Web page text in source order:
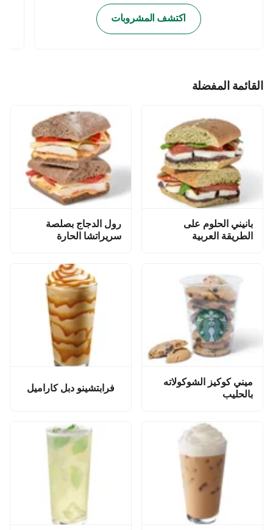
اكتشف المشروبات
القائمة المفضلة
بانيني الحلوم على
الطريقة العربية
رول الدجاج بصلصة
سريراتشا الحارة
ميني كوكيز الشوكولاته
بالحليب
فرابتشينو دبل كاراميل